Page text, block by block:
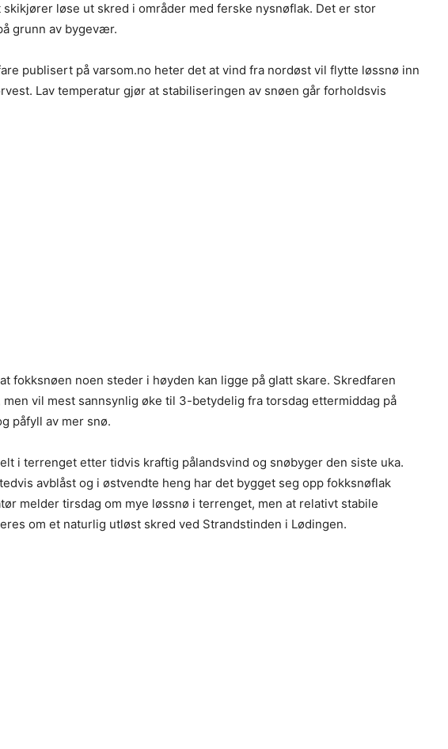
skikjører løse ut skred i områder med ferske nysnøflak. Det er stor
grunn av bygevær.
publisert på varsom.no heter det at vind fra nordøst vil flytte løssnø inn
Lav temperatur gjør at stabiliseringen av snøen går forholdsvis
fokksnøen noen steder i høyden kan ligge på glatt skare. Skredfaren
vil mest sannsynlig øke til 3-betydelig fra torsdag ettermiddag på
påfyll av mer snø.
i terrenget etter tidvis kraftig pålandsvind og snøbyger den siste uka.
avblåst og i østvendte heng har det bygget seg opp fokksnøflak
melder tirsdag om mye løssnø i terrenget, men at relativt stabile
om et naturlig utløst skred ved Strandstinden i Lødingen.